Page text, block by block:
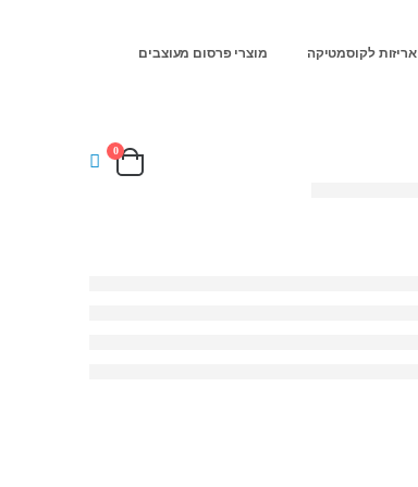
אריזות לקוסמטיקה מוצרי פרסום מעוצבים
0